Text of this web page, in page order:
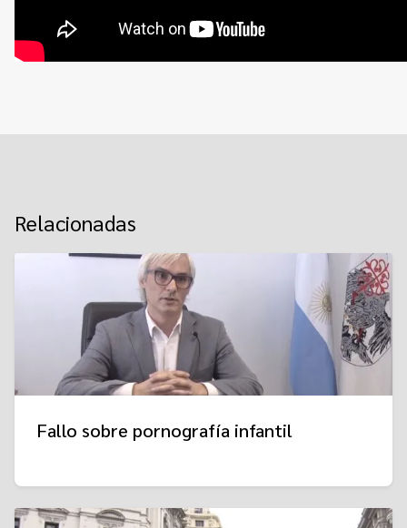
Relacionadas
Fallo sobre pornografía infantil